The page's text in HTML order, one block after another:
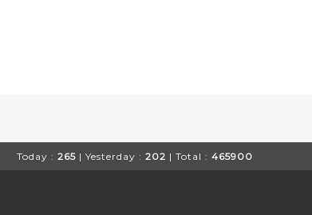
Today : 265 | Yesterday : 202 | Total : 465900